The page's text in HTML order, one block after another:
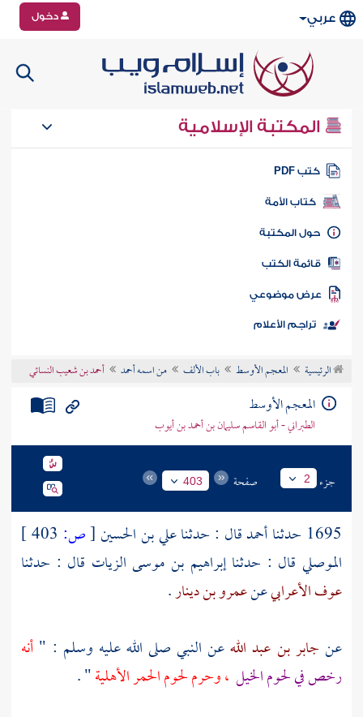
عربي دخول
المكتبة الإسلامية
كتب PDF
كتاب الأمة
المكتبة
الكتب
موضوعي
تراجم الأعلام
الرئيسية المعجم الأوسط باب الألف من اسمه أحمد أحمد بن شعيب النسائي
المعجم الأوسط
الطبراني - أبو القاسم سليمان بن أحمد بن أيوب
جزء 2 صفحة 403
1695 حدثنا أحمدقال : حدثناعلي بن الحسين[ص:
الموصلي قال : حدثناإبراهيم بن موسى الزيات قال : حدثنا
عوف الأعرابيعنعمرو بن دينار.
عن جابر بن عبد اللهعن النبي صلى الله عليه وسلم : " أنه
رخص في لحوم الخيل ، وحرم لحوم الحمر الأهلية" .